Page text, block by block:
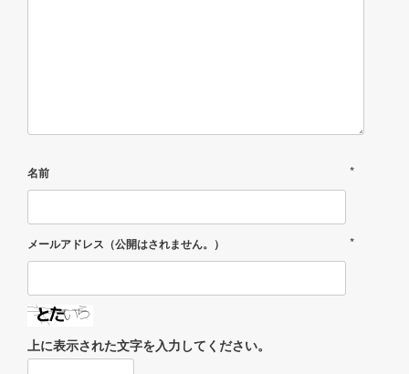
名前 *
メールアドレス（公開はされません。） *
上に表示された文字を入力してください。